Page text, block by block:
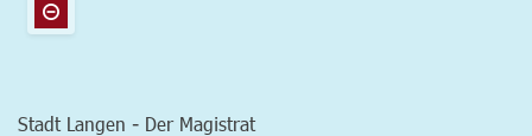
Stadt Langen - Der Magistrat